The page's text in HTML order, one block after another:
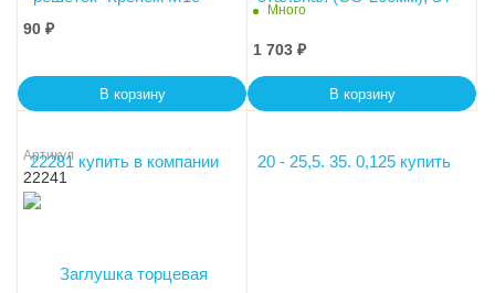
90 ₽
В корзину
Много
1 703 ₽
В корзину
Артикул
22241